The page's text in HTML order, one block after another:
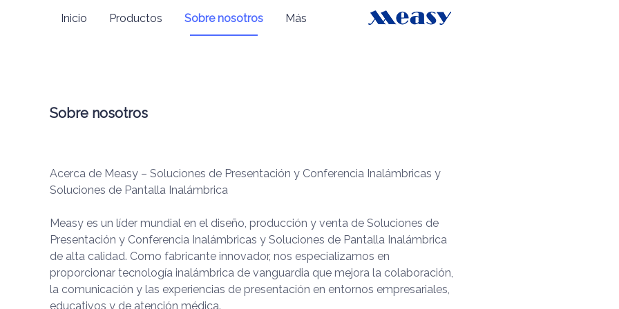
Inicio Productos Sobre nosotros Más
Sobre nosotros
Acerca de Measy – Soluciones de Presentación y Conferencia Inalámbricas y
Soluciones de Pantalla Inalámbrica
Measy es un líder mundial en el diseño, producción y venta de Soluciones de
Presentación y Conferencia Inalámbricas y Soluciones de Pantalla Inalámbrica
de alta calidad. Como fabricante innovador, nos especializamos en
proporcionar tecnología inalámbrica de vanguardia que mejora la colaboración,
la comunicación y las experiencias de presentación en entornos empresariales,
educativos y de atención médica.